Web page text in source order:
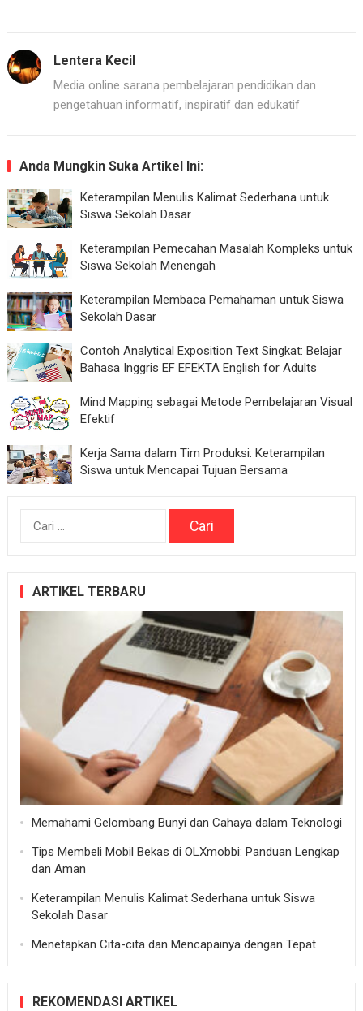
Lentera Kecil
Media online sarana pembelajaran pendidikan dan
pengetahuan informatif, inspiratif dan edukatif
Anda Mungkin Suka Artikel Ini:
Keterampilan Menulis Kalimat Sederhana untuk
Siswa Sekolah Dasar
Keterampilan Pemecahan Masalah Kompleks untuk
Siswa Sekolah Menengah
Keterampilan Membaca Pemahaman untuk Siswa
Sekolah Dasar
Contoh Analytical Exposition Text Singkat: Belajar
Bahasa Inggris EF EFEKTA English for Adults
Mind Mapping sebagai Metode Pembelajaran Visual
Efektif
Kerja Sama dalam Tim Produksi: Keterampilan
Siswa untuk Mencapai Tujuan Bersama
Cari
ARTIKEL TERBARU
Memahami Gelombang Bunyi dan Cahaya dalam Teknologi
Tips Membeli Mobil Bekas di OLXmobbi: Panduan Lengkap
dan Aman
Keterampilan Menulis Kalimat Sederhana untuk Siswa
Sekolah Dasar
Menetapkan Cita-cita dan Mencapainya dengan Tepat
REKOMENDASI ARTIKEL